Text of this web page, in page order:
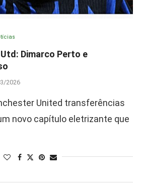
Dimarco Perto e
2026
United transferências
novo capítulo eletrizante que